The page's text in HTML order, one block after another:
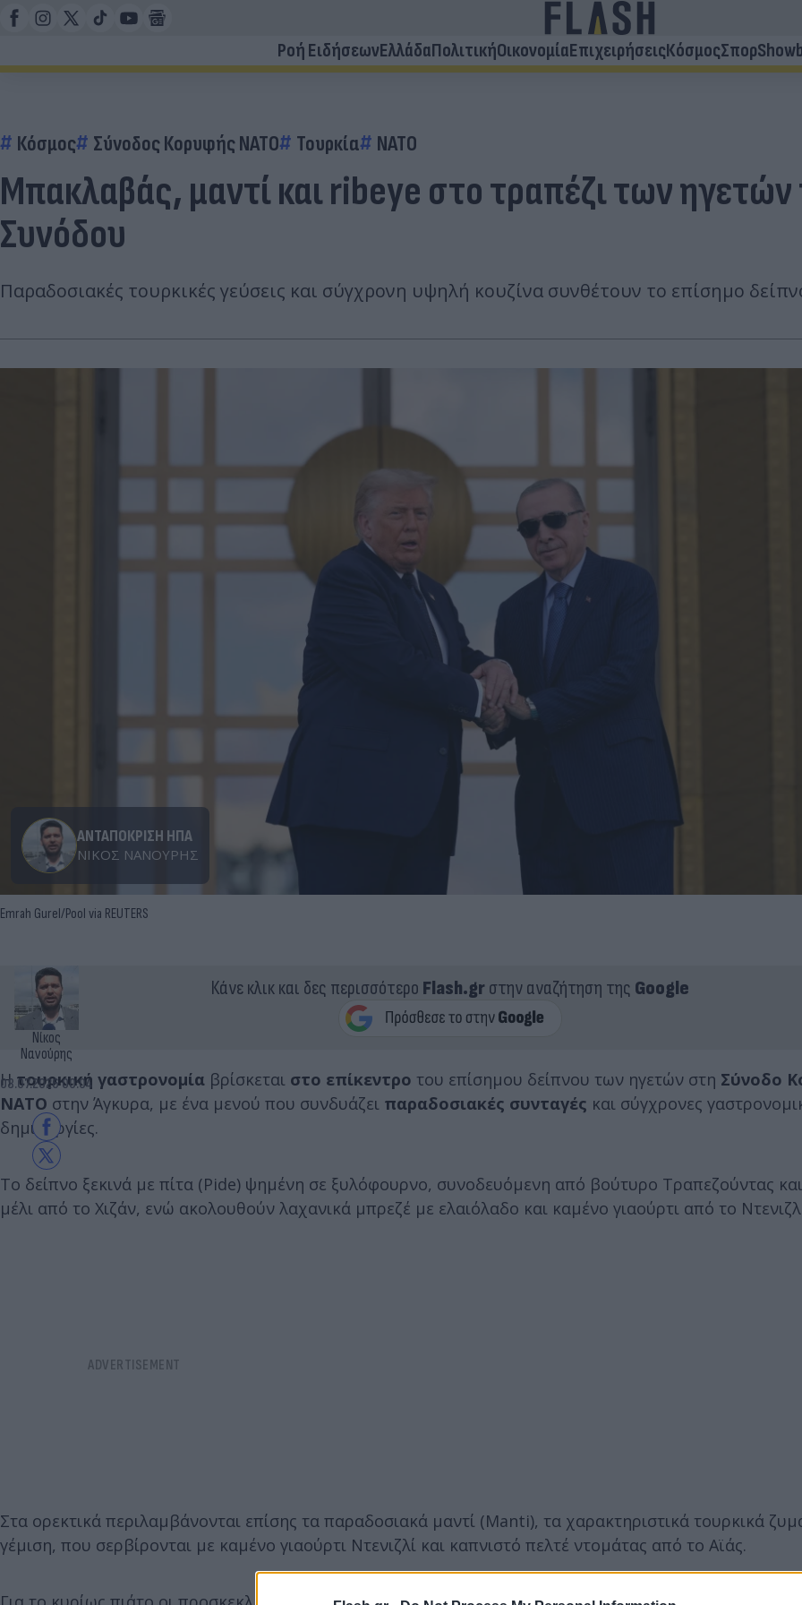
Ροή ΕιδήσεωνΕλλάδαΠολιτικήΟικονομίαΕπιχειρήσειςΚόσμοςΣπορ
Κόσμος Σύνοδος Κορυφής ΝΑΤΟ Τουρκία ΝΑΤΟ
Μπακλαβάς, μαντί και ribeye στο τραπέζι των
Συνόδου
Παραδοσιακές τουρκικές γεύσεις και σύγχρονη υψηλή κουζίνα συνθέτουν το επίσημο
ΑΝΤΑΠΟΚΡΙΣΗ ΗΠΑ
ΝΊΚΟΣ ΝΑΝΟΎΡΗΣ
Emrah Gurel/Pool via REUTERS
Νίκος
Νανούρης
08.07.2026 00:04
Κάνε κλικ και δες περισσότερο Flash.grστην αναζήτηση της Google
Ητουρκική γαστρονομία βρίσκεται στο επίκεντρο του επίσημου δείπνου των ηγετών στη Σύνοδο
ΝΑΤΟ στην Άγκυρα, με ένα μενού που συνδυάζει παραδοσιακές συνταγές και σύγχρονες
δημιουργίες.
Το δείπνο ξεκινά με πίτα (Pide) ψημένη σε ξυλόφουρνο, συνοδευόμενη από βούτυρο Τραπεζούντας
μέλι από το Χιζάν, ενώ ακολουθούν λαχανικά μπρεζέ με ελαιόλαδο και καμένο γιαούρτι από το
Στα ορεκτικά περιλαμβάνονται επίσης τα παραδοσιακά μαντί (Manti), τα χαρακτηριστικά τουρκικά
γέμιση, που σερβίρονται με καμένο γιαούρτι Ντενιζλί και καπνιστό πελτέ ντομάτας από το Αϊάς.